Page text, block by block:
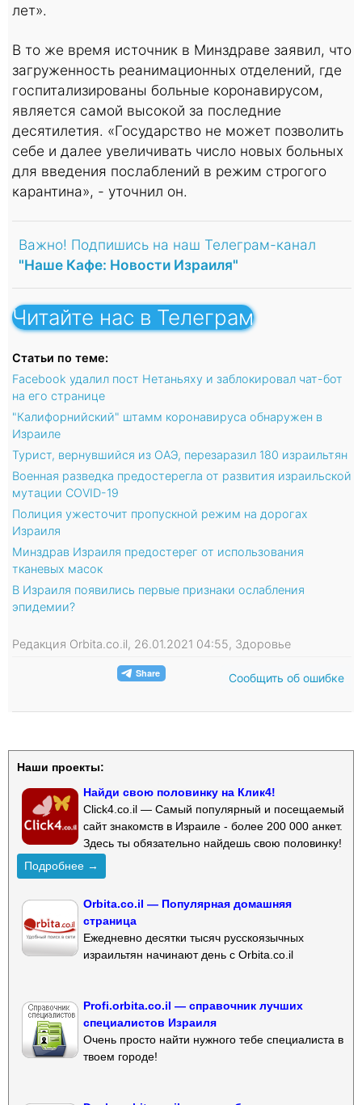
лет».
В то же время источник в Минздраве заявил, что
загруженность реанимационных отделений, где
госпитализированы больные коронавирусом,
является самой высокой за последние
десятилетия. «Государство не может позволить
себе и далее увеличивать число новых больных
для введения послаблений в режим строгого
карантина», - уточнил он.
Важно! Подпишись на наш Телеграм-канал
"Наше Кафе: Новости Израиля"
Читайте нас в Телеграм
Статьи по теме:
Facebook удалил пост Нетаньяху и заблокировал чат-бот
на его странице
"Калифорнийский" штамм коронавируса обнаружен в
Израиле
Турист, вернувшийся из ОАЭ, перезаразил 180 израильтян
Военная разведка предостерегла от развития израильской
мутации COVID-19
Полиция ужесточит пропускной режим на дорогах
Израиля
Минздрав Израиля предостерег от использования
тканевых масок
В Израиля появились первые признаки ослабления
эпидемии?
Редакция Orbita.co.il, 26.01.2021 04:55, Здоровье
Сообщить об ошибке
Наши проекты:
Найди свою половинку на Клик4!
Click4.co.il — Самый популярный и посещаемый
сайт знакомств в Израиле - более 200 000 анкет.
Здесь ты обязательно найдешь свою половинку!
Подробнее →
Orbita.co.il — Популярная домашняя
страница
Ежедневно десятки тысяч русскоязычных
израильтян начинают день с Orbita.co.il
Profi.orbita.co.il — справочник лучших
специалистов Израиля
Очень просто найти нужного тебе специалиста в
твоем городе!